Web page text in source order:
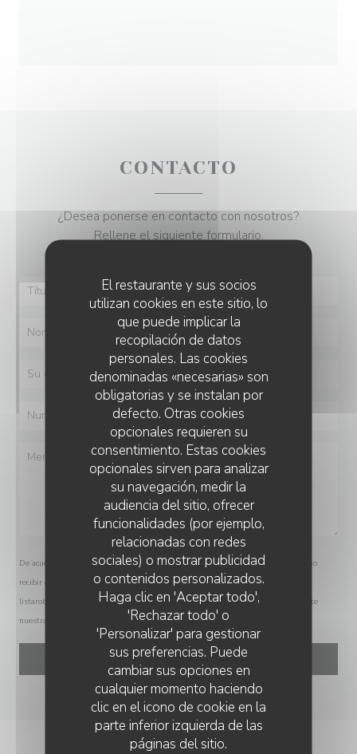
El restaurante y sus socios
utilizan cookies en este sitio, lo
que puede implicar la
recopilación de datos
personales. Las cookies
denominadas «necesarias» son
obligatorias y se instalan por
defecto. Otras cookies
opcionales requieren su
consentimiento. Estas cookies
opcionales sirven para analizar
su navegación, medir la
audiencia del sitio, ofrecer
funcionalidades (por ejemplo,
relacionadas con redes
sociales) o mostrar publicidad
o contenidos personalizados.
Haga clic en 'Aceptar todo',
'Rechazar todo' o
'Personalizar' para gestionar
sus preferencias. Puede
cambiar sus opciones en
cualquier momento haciendo
clic en el icono de cookie en la
parte inferior izquierda de las
páginas del sitio.
CONTACTO
¿Desea ponerse en contacto con nosotros?
Rellene el siguiente formulario.
De acuerdo con la normativa de protección de datos, puede ejercer su derecho a no
recibir comunicaciones comerciales inscribiéndose en la Lista Robinson:
listarobinson.es
. Para más información sobre el tratamiento de sus datos, consulte
nuestra
CHEZ PATACOL LS